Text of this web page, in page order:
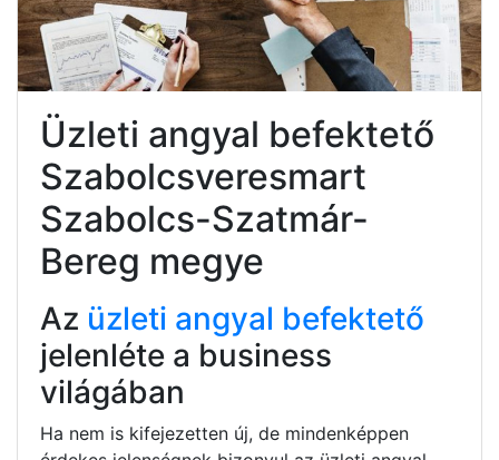
Üzleti angyal befektető
Szabolcsveresmart
Szabolcs-Szatmár-
Bereg megye
Az üzleti angyal befektető
jelenléte a business
világában
Ha nem is kifejezetten új, de mindenképpen